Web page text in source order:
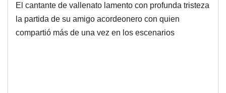
El cantante de vallenato lamento con profunda tristeza
la partida de su amigo acordeonero con quien
compartió más de una vez en los escenarios